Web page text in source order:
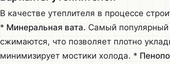
В качестве утеплителя в процессе
* Минеральная вата. Самый популярный
сжимаются, что позволяет плотно
минимизирует мостики холода. *